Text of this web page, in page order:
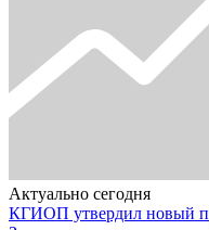
Актуально сегодня
КГИОП утвердил новый